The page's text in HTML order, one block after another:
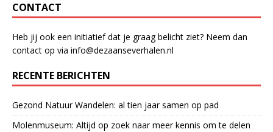
CONTACT
Heb jij ook een initiatief dat je graag belicht ziet? Neem dan
contact op via info@dezaanseverhalen.nl
RECENTE BERICHTEN
Gezond Natuur Wandelen: al tien jaar samen op pad
Molenmuseum: Altijd op zoek naar meer kennis om te delen